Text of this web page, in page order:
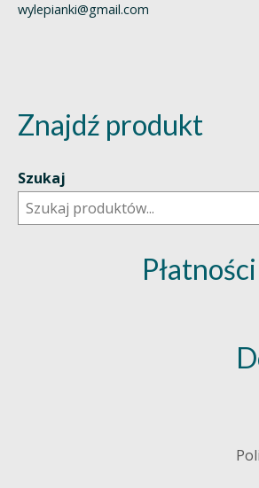
wylepianki@gmail.com
Znajdź produkt
Szukaj
Płatności